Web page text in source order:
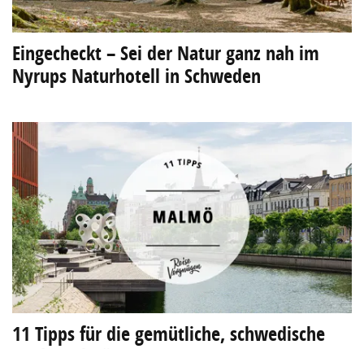
Eingecheckt – Sei der Natur ganz nah im
Nyrups Naturhotell in Schweden
11 Tipps für die gemütliche, schwedische